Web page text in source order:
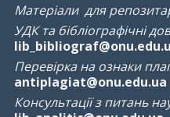
Матеріали для
УДК та бібліографічні
Перевірка на ознаки
antiplagiat@onu.edu.ua
Консультації з питань